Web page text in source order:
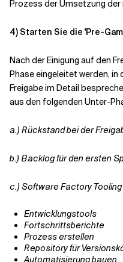
Prozess der Umsetzung
4)Starten Sie die 'Pre-
Nach der Einigung auf den
Phase eingeleitet werden,
Freigabe im Detail
aus den folgenden Unter-
a.) Rückstand bei der
b.) Backlog für den ersten
c.) Software Factory Tooling
Entwicklungstools
Fortschrittsberichte
Prozess erstellen
Repository für
Automatisierung bauen